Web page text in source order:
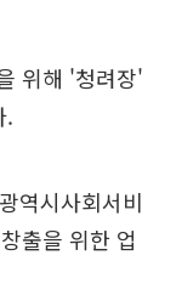
위해 '청려장'
.
역시사회서비
출을 위한 업